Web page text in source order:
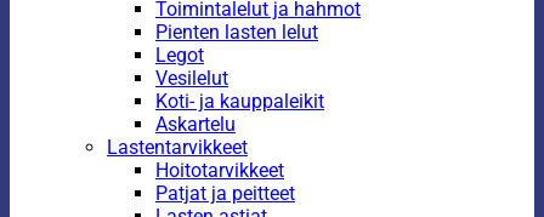
Toimintalelut ja hahmot
Pienten lasten lelut
Legot
Vesilelut
Koti- ja kauppaleikit
Askartelu
Lastentarvikkeet
Hoitotarvikkeet
Patjat ja peitteet